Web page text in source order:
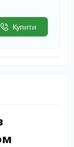
Купити